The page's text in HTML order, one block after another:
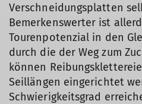
Verschneidungsplatten
Bemerkenswerter ist
Tourenpotenzial in den
durch die der Weg zum
können
Seillängen eingerichtet
Schwierigkeitsgrad